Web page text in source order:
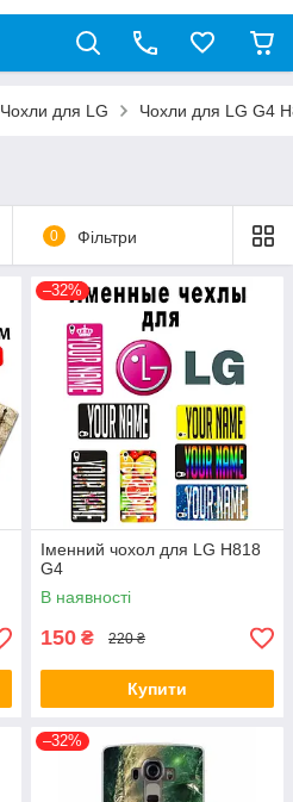
Чохли для LG Чохли для LG G4
0 Фільтри
–32%
Іменний чохол для LG H818
G4
В наявності
150 ₴ 220 ₴
Купити
–32%